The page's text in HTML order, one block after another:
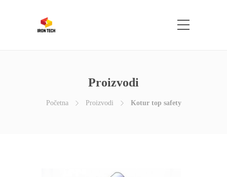
Proizvodi
Početna Proizvodi Kotur top safety